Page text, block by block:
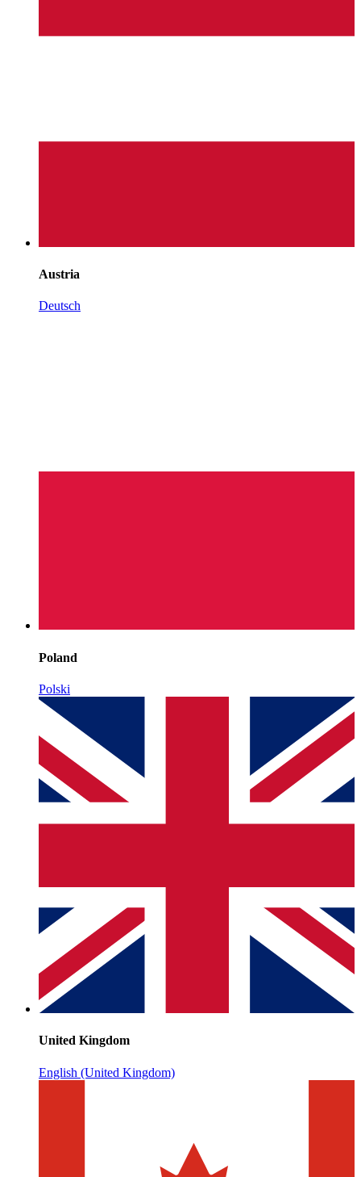
Austria
Deutsch
Poland
Polski
United Kingdom
English (United Kingdom)